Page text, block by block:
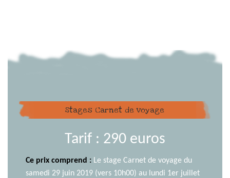
Stages Carnet de voyage
Tarif : 290 euros
Ce prix comprend : Le stage Carnet de voyage du
samedi 29 juin 2019 (vers 10h00) au lundi 1er juillet